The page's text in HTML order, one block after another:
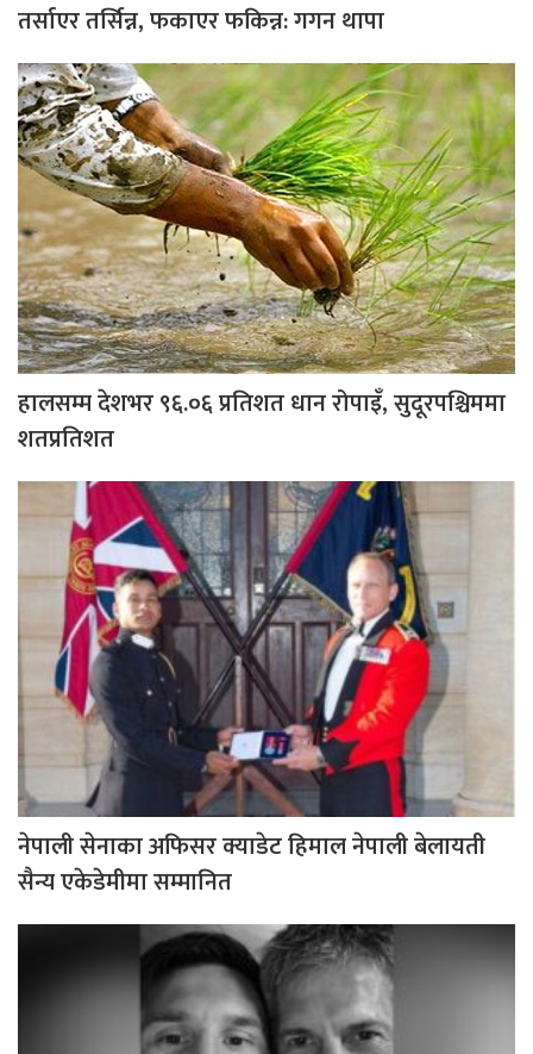
तर्साएर तर्सिन्न, फकाएर फकिन्न: गगन थापा
हालसम्म देशभर ९६.०६ प्रतिशत धान रोपाइँ, सुदूरपश्चिममा
शतप्रतिशत
नेपाली सेनाका अफिसर क्याडेट हिमाल नेपाली बेलायती
सैन्य एकेडेमीमा सम्मानित